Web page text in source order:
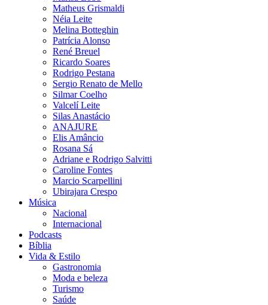
Matheus Grismaldi
Néia Leite
Melina Botteghin
Patrícia Alonso
René Breuel
Ricardo Soares
Rodrigo Pestana
Sergio Renato de Mello
Silmar Coelho
Valcelí Leite
Silas Anastácio
ANAJURE
Elis Amâncio
Rosana Sá
Adriane e Rodrigo Salvitti
Caroline Fontes
Marcio Scarpellini
Ubirajara Crespo
Música
Nacional
Internacional
Podcasts
Bíblia
Vida & Estilo
Gastronomia
Moda e beleza
Turismo
Saúde